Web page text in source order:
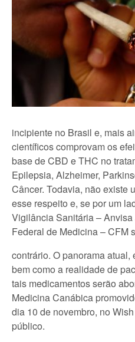
incipiente no Brasil e, mais
científicos comprovam os
base de CBD e THC no
Epilepsia, Alzheimer,
Câncer. Todavia, não existe
esse respeito e, se por um
Vigilância Sanitária –
Federal de Medicina – CFM
contrário. O panorama
bem como a realidade de
tais medicamentos serão
Medicina Canábica
dia 10 de novembro, no
público.